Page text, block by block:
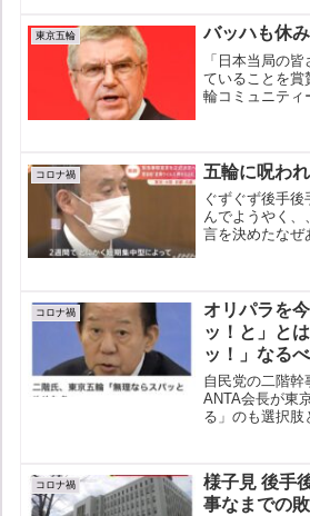
人々火葬場の
するとそんな今
東京五輪 バッハも休
「日本当局の
ていることを賞
輪コミュニティ
帯感をもって
す。 粘り強さ
コロナ禍 五輪に呪わ
ぐずぐず後手
んでようやく
言を決めたなぜ
む」と言うの
いんでしたね。
コロナ禍
オリパラを
ッ！と」と
ッ！」なる
自民党の二階幹
ANTA会長が東
る」のも選択肢
てここまで何
延期はありえん
勝った証などと
コロナ禍
様子見 後手
事なまでの